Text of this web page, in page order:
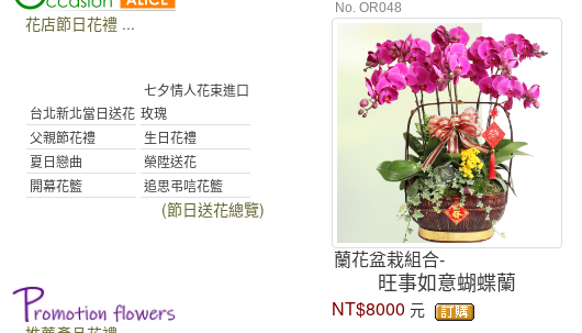
花店節日花禮 ...
台北新北當日送花
七夕情人花束進口
玫瑰
父親節花禮
生日花禮
夏日戀曲
榮陞送花
開幕花籃
追思弔唁花籃
(節日送花總覽)
No. OR048
蘭花盆栽組合-
旺事如意蝴蝶蘭
NT$8000 元